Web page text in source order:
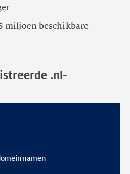
miljoen beschikbare
.nl-